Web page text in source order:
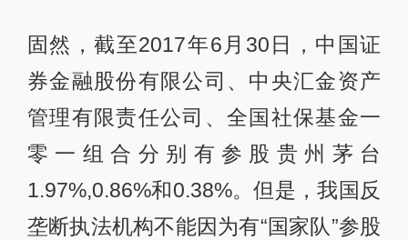
固然，截至2017年6月30日，中国证
券金融股份有限公司、中央汇金资产
管理有限责任公司、全国社保基金一
零一组合分别有参股贵州茅台
1.97%,0.86%和0.38%。但是，我国反
垄断执法机构不能因为有“国家队”参股